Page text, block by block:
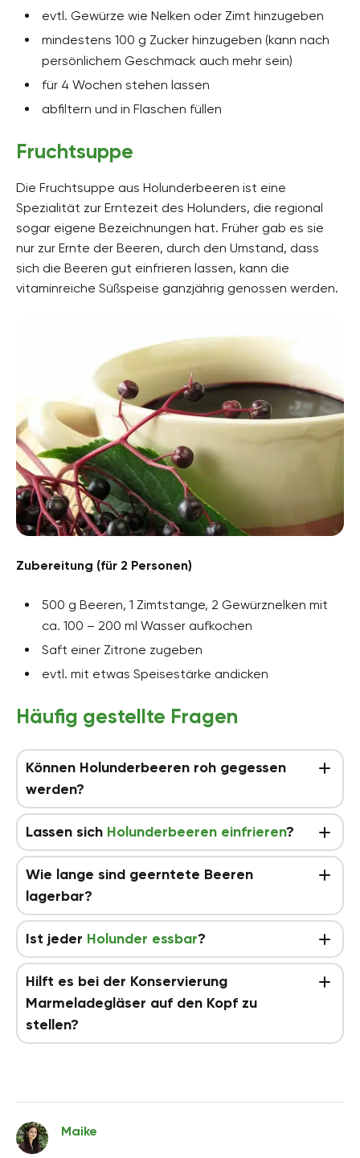
evtl. Gewürze wie Nelken oder Zimt hinzugeben
mindestens 100 g Zucker hinzugeben (kann nach
persönlichem Geschmack auch mehr sein)
für 4 Wochen stehen lassen
abfiltern und in Flaschen füllen
Fruchtsuppe
Die Fruchtsuppe aus Holunderbeeren ist eine
Spezialität zur Erntezeit des Holunders, die regional
sogar eigene Bezeichnungen hat. Früher gab es sie
nur zur Ernte der Beeren, durch den Umstand, dass
sich die Beeren gut einfrieren lassen, kann die
vitaminreiche Süßspeise ganzjährig genossen werden.
Zubereitung (für 2 Personen)
500 g Beeren, 1 Zimtstange, 2 Gewürznelken mit
ca. 100 – 200 ml Wasser aufkochen
Saft einer Zitrone zugeben
evtl. mit etwas Speisestärke andicken
Häufig gestellte Fragen
Können Holunderbeeren roh gegessen
werden?
Lassen sich Holunderbeeren einfrieren?
Wie lange sind geerntete Beeren
lagerbar?
Ist jeder Holunder essbar?
Hilft es bei der Konservierung
Marmeladegläser auf den Kopf zu
stellen?
Maike